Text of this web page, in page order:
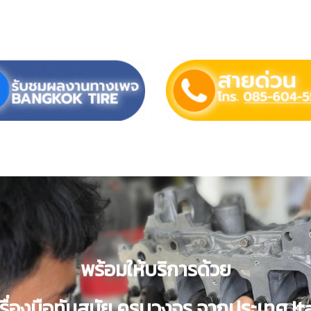
พร้อมให้บริการด้วย